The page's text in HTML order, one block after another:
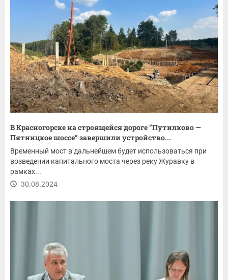
В Красногорске на строящейся дороге “Путилково —
Пятницкое шоссе” завершили устройство...
Временный мост в дальнейшем будет использоваться при
возведении капитального моста через реку Журавку в
рамках...
30.08.2024